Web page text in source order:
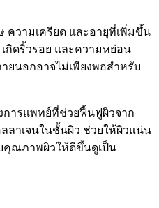
ามเครียด และอายุที่เพิ่มขึ้น
กิดริ้วรอย และความหย่อน
นอกอาจไม่เพียงพอสำหรับ
ารแพทย์ที่ช่วยฟื้นฟูผิวจาก
ลาเจนในชั้นผิว ช่วยให้ผิวแน่น
คุณภาพผิวให้ดีขึ้นดูเป็น